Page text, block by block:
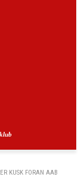
KUSK FORAN AAB